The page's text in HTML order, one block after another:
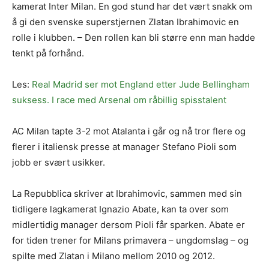
kamerat Inter Milan. En god stund har det vært snakk om
å gi den svenske superstjernen Zlatan Ibrahimovic en
rolle i klubben. – Den rollen kan bli større enn man hadde
tenkt på forhånd.
Les: Real Madrid ser mot England etter Jude Bellingham
suksess. I race med Arsenal om råbillig spisstalent
AC Milan tapte 3-2 mot Atalanta i går og nå tror flere og
flerer i italiensk presse at manager Stefano Pioli som
jobb er svært usikker.
La Repubblica skriver at Ibrahimovic, sammen med sin
tidligere lagkamerat Ignazio Abate, kan ta over som
midlertidig manager dersom Pioli får sparken. Abate er
for tiden trener for Milans primavera – ungdomslag – og
spilte med Zlatan i Milano mellom 2010 og 2012.